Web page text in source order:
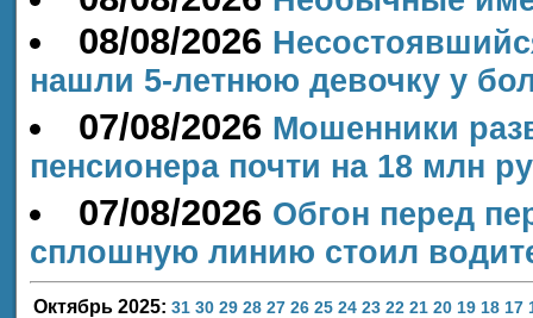
08/08/2026
нашли 5‑летнюю девочку у
07/08/2026 Мошенники
пенсионера почти на 18 млн
07/08/2026 Обгон перед
сплошную линию стоил
Октябрь 2025: 31 30 29 28 27 26 25 24 23 22 21 20 19 18 17